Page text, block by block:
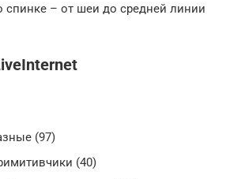
спинке – от шеи до средней линии
(97)
(40)